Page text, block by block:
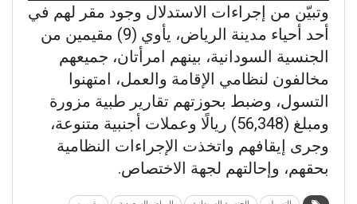
وتبيّن من إجراءات الاستدلال وجود مقر لهم في
أحد أحياء مدينة الرياض، يأوي (9) مقيمين من
الجنسية السودانية، بينهم امرأتان، جميعهم
مخالفون لنظامي الإقامة والعمل، امتهنوا
التسول، وضبط بحوزتهم تقارير طبية مزورة
ومبلغ (56,348) ريالًا وعملات أجنبية متنوعة،
وجرى إيقافهم واتخذت الإجراءات النظامية
بحقهم، وإحالتهم لجهة الاختصاص.